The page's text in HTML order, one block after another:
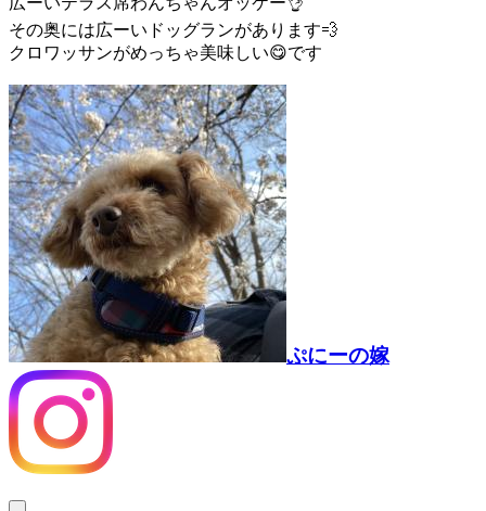
その奥には広ーいドッグランがあります💨
クロワッサンがめっちゃ美味しい😋です
ぷにーの嫁